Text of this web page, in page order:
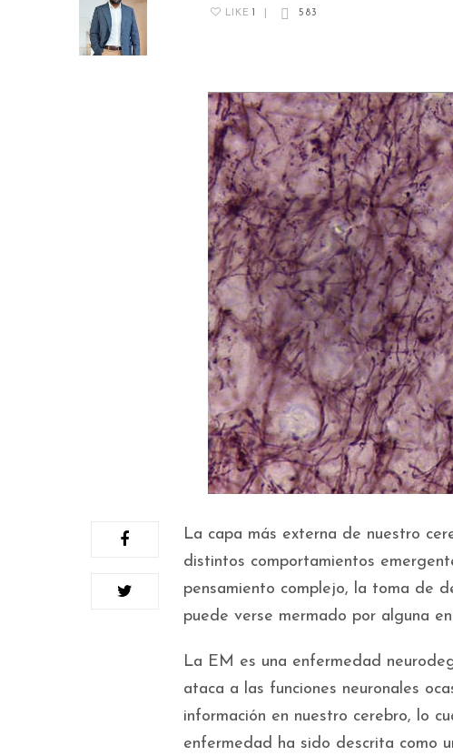
LIKE 583
La capa más externa de nuestro
distintos comportamientos
pensamiento complejo, la toma de
puede verse mermado por alguna
La EM es una enfermedad
ataca a las funciones neuronales
información en nuestro cerebro, lo
enfermedad ha sido descrita como